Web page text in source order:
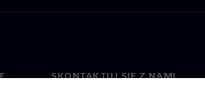
SKONTAKTUJ SIĘ Z NAMI